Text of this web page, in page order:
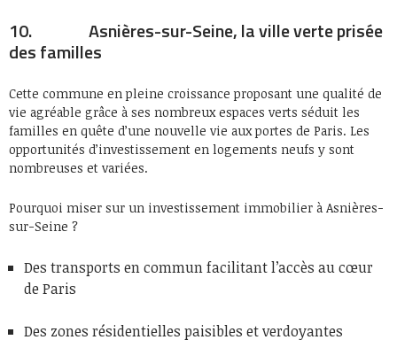
10. Asnières-sur-Seine, la ville verte prisée
des familles
Cette commune en pleine croissance proposant une qualité de
vie agréable grâce à ses nombreux espaces verts séduit les
familles en quête d’une nouvelle vie aux portes de Paris. Les
opportunités d’investissement en logements neufs y sont
nombreuses et variées.
Pourquoi miser sur un investissement immobilier à Asnières-
sur-Seine ?
Des transports en commun facilitant l’accès au cœur
de Paris
Des zones résidentielles paisibles et verdoyantes